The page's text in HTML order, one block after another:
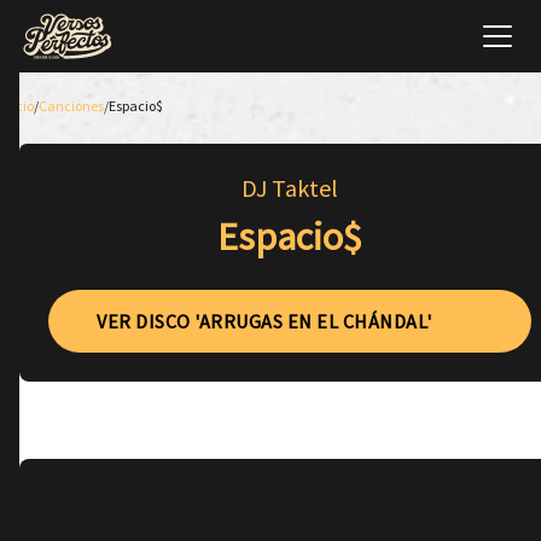
Inicio/Canciones/Espacio$
DJ Taktel
Espacio$
VER DISCO 'ARRUGAS EN EL CHÁNDAL'